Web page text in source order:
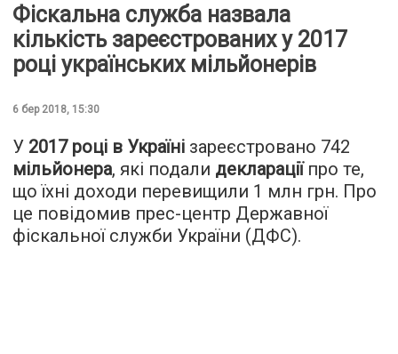
Фіскальна служба назвала
кількість зареєстрованих у 2017
році українських мільйонерів
6 бер 2018, 15:30
У 2017 році в Україні зареєстровано 742
мільйонера, які подали деклараціїпро те,
що їхні доходи перевищили 1 млн грн. Про
це повідомив прес-центр Державної
фіскальної служби України (ДФС).